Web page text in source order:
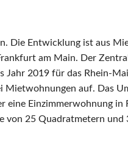
Die Entwicklung ist aus
am Main. Der
Jahr 2019 für das Rhein-
Mietwohnungen auf. Das
eine Einzimmerwohnung in
von 25 Quadratmetern und